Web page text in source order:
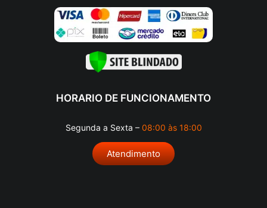
HORARIO DE FUNCIONAMENTO
Segunda a Sexta – 08:00 às 18:00
Atendimento